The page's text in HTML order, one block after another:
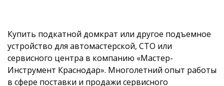
Купить подкатной домкрат или другое подъемное
устройство для автомастерской, СТО или
сервисного центра в компанию «Мастер-
Инструмент Краснодар». Многолетний опыт работы
в сфере поставки и продажи сервисного